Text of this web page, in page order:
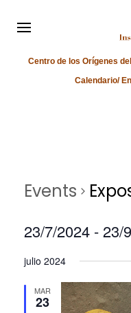
Centro de los Orígenes
Calendario/
Events
23/7/2024 - 23/
date.
julio 2024
MAR
23